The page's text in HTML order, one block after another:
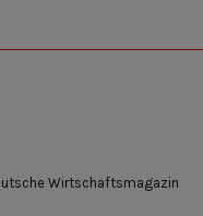
Wirtschaftsmagazin